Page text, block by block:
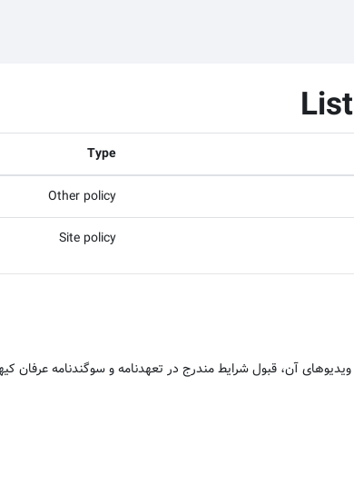
Type
Other policy
Site policy
آن، قبول شرایط مندرج در تعهدنامه و سوگندنامه عرفان